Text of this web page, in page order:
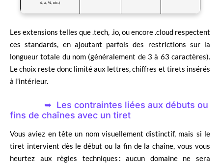
é, à, %, etc.)
Les extensions telles que .tech, .io, ou encore .cloud respectent
ces standards, en ajoutant parfois des restrictions sur la
longueur totale du nom (généralement de 3 à 63 caractères).
Le choix reste donc limité aux lettres, chiffres et tirets insérés
à l’intérieur.
Les contraintes liées aux débuts ou
fins de chaînes avec un tiret
Vous aviez en tête un nom visuellement distinctif, mais si le
tiret intervient dès le début ou la fin de la chaîne, vous vous
heurtez aux règles techniques : aucun domaine ne sera